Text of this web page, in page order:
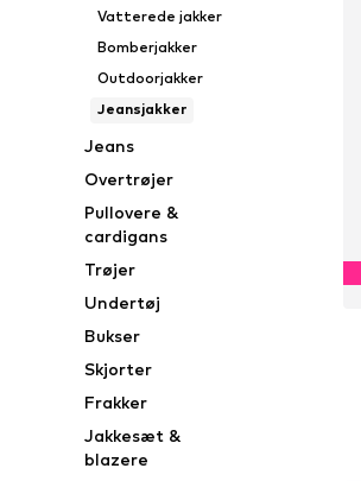
Vatterede jakker
Bomberjakker
Outdoorjakker
Jeansjakker
Jeans
Overtrøjer
Pullovere &
cardigans
Trøjer
Undertøj
Bukser
Skjorter
Frakker
Jakkesæt &
blazere